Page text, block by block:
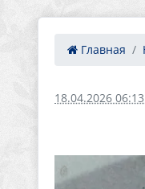
Главная
18.04.2026 06:13